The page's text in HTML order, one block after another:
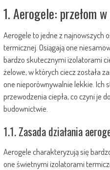
1. Aerogele: przełom
Aerogele to jedne z najnowszych
termicznej. Osiągają one
bardzo skutecznymi izolatorami
żelowe, w których ciecz została
one nieporównywalnie lekkie. Ich
przewodzenia ciepła, co czyni je
budownictwie.
1.1. Zasada działania
Aerogele charakteryzują się
one świetnymi izolatorami